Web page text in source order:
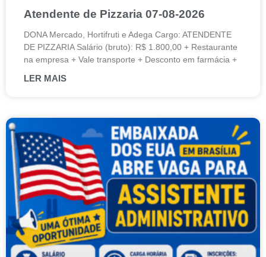
Atendente de Pizzaria 07-08-2026
DONA Mercado, Hortifruti e Adega Cargo: ATENDENTE
DE PIZZARIA Salário (bruto): R$ 1.800,00 + Restaurante
na empresa + Vale transporte + Desconto em farmácia +
LER MAIS